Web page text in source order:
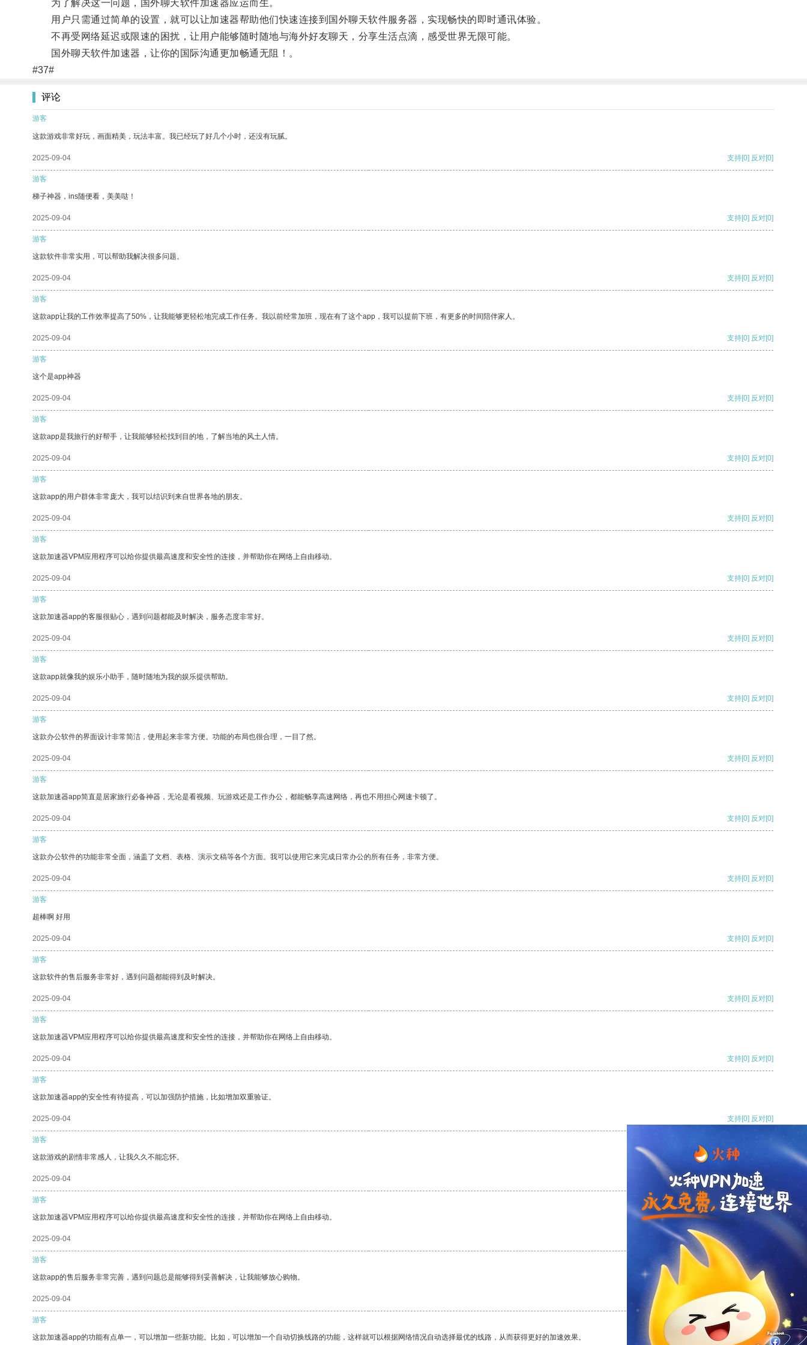
为了解决这一问题，国外聊天软件加速器应运而生。
用户只需通过简单的设置，就可以让加速器帮助他们快速连接到国外聊天软件服务器，实现畅快的即时通讯体验。
不再受网络延迟或限速的困扰，让用户能够随时随地与海外好友聊天，分享生活点滴，感受世界无限可能。
国外聊天软件加速器，让你的国际沟通更加畅通无阻！。
#37#
评论
游客
这款游戏非常好玩，画面精美，玩法丰富。我已经玩了好几个小时，还没有玩腻。
2025-09-04 支持[0] 反对[0]
游客
梯子神器，ins随便看，美美哒！
2025-09-04 支持[0] 反对[0]
游客
这款软件非常实用，可以帮助我解决很多问题。
2025-09-04 支持[0] 反对[0]
游客
这款app让我的工作效率提高了50%，让我能够更轻松地完成工作任务。我以前经常加班，现在有了这个app，我可以提前下班，有更多的时间陪伴家人。
2025-09-04 支持[0] 反对[0]
游客
这个是app神器
2025-09-04 支持[0] 反对[0]
游客
这款app是我旅行的好帮手，让我能够轻松找到目的地，了解当地的风土人情。
2025-09-04 支持[0] 反对[0]
游客
这款app的用户群体非常庞大，我可以结识到来自世界各地的朋友。
2025-09-04 支持[0] 反对[0]
游客
这款加速器VPM应用程序可以给你提供最高速度和安全性的连接，并帮助你在网络上自由移动。
2025-09-04 支持[0] 反对[0]
游客
这款加速器app的客服很贴心，遇到问题都能及时解决，服务态度非常好。
2025-09-04 支持[0] 反对[0]
游客
这款app就像我的娱乐小助手，随时随地为我的娱乐提供帮助。
2025-09-04 支持[0] 反对[0]
游客
这款办公软件的界面设计非常简洁，使用起来非常方便。功能的布局也很合理，一目了然。
2025-09-04 支持[0] 反对[0]
游客
这款加速器app简直是居家旅行必备神器，无论是看视频、玩游戏还是工作办公，都能畅享高速网络，再也不用担心网速卡顿了。
2025-09-04 支持[0] 反对[0]
游客
这款办公软件的功能非常全面，涵盖了文档、表格、演示文稿等各个方面。我可以使用它来完成日常办公的所有任务，非常方便。
2025-09-04 支持[0] 反对[0]
游客
超棒啊 好用
2025-09-04 支持[0] 反对[0]
游客
这款软件的售后服务非常好，遇到问题都能得到及时解决。
2025-09-04 支持[0] 反对[0]
游客
这款加速器VPM应用程序可以给你提供最高速度和安全性的连接，并帮助你在网络上自由移动。
2025-09-04 支持[0] 反对[0]
游客
这款加速器app的安全性有待提高，可以加强防护措施，比如增加双重验证。
2025-09-04 支持[0] 反对[0]
游客
这款游戏的剧情非常感人，让我久久不能忘怀。
2025-09-04 支持[0] 反对
游客
这款加速器VPM应用程序可以给你提供最高速度和安全性的连接，并帮助你在网络上自由移动。
2025-09-04 支持
游客
这款app的售后服务非常完善，遇到问题总是能够得到妥善解决，让我能够放心购物。
2025-09-04 反对 [0]
游客
这款加速器app的功能有点单一，可以增加一些新功能。比如，可以增加一个自动切换线路的功能，这样就可以根据网络情况自动选择最优的线路，从而获得更好的加速效果。